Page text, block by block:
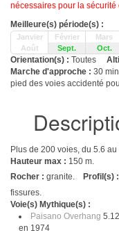
nécessaires pour la
Meilleure(s) période(s) :
Janvier Février Mars
Août
Sept. Oct.
Orientation(s) : Toutes
Marche d'approche : 30
pied des voies accidenté
Plus de 200 voies, du 5.6
Hauteur max : 150 m.
Rocher : granite. Profil(s) :
fissures.
Voie(s) Mythique(s) :
Paisano Overhang
en 1974